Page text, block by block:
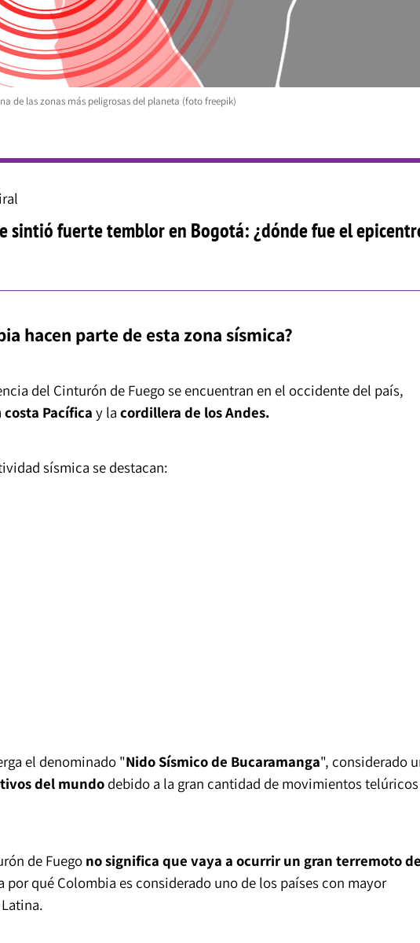
de las zonas más peligrosas del planeta (foto freepik)
sintió fuerte temblor en Bogotá: ¿dónde fue el
hacen parte de esta zona sísmica?
del Cinturón de Fuego se encuentran en el occidente del país,
costa Pacífica y la cordillera de los Andes.
sísmica se destacan:
el denominado "Nido Sísmico de Bucaramanga", considerado
del mundodebido a la gran cantidad de movimientos telúricos
de Fuego no significa que vaya a ocurrir un gran terremoto
por qué Colombia es considerado uno de los países con mayor